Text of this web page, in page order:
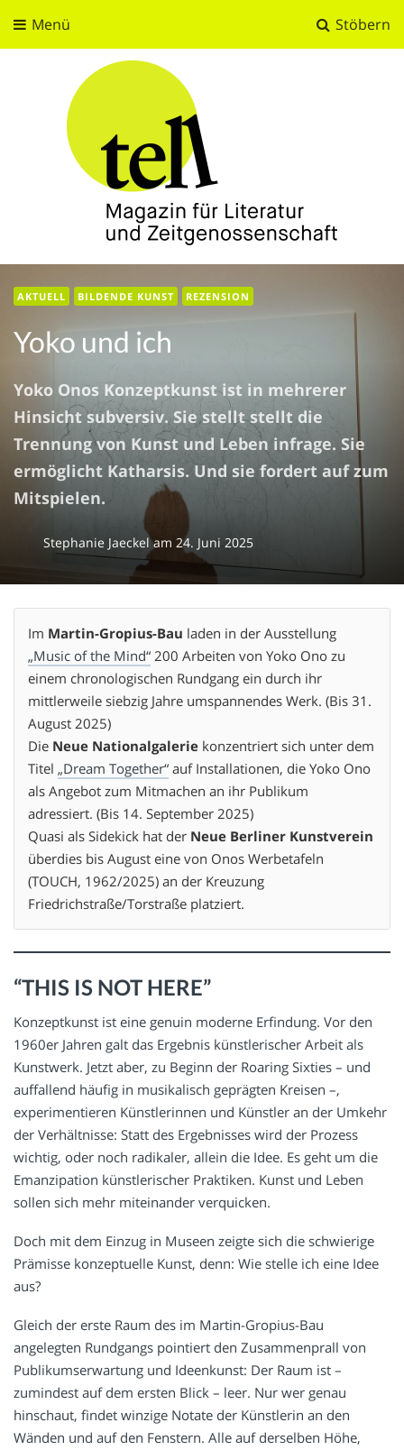
Stöbern
Menü
tell
Magazin für Literatur und Zeitgenossenschaft
AKTUELL BILDENDE KUNST REZENSION
Yoko und ich
Yoko Onos Konzeptkunst ist in mehrerer
Hinsicht subversiv. Sie stellt stellt die
Trennung von Kunst und Leben infrage. Sie
ermöglicht Katharsis. Und sie fordert auf zum
Mitspielen.
Stephanie Jaeckelam 24. Juni 2025
Im Martin-Gropius-Bau laden in der Ausstellung
„Music of the Mind“ 200 Arbeiten von Yoko Ono zu
einem chronologischen Rundgang ein durch ihr
mittlerweile siebzig Jahre umspannendes Werk. (Bis 31.
August 2025)
Die Neue Nationalgalerie konzentriert sich unter dem
Titel „Dream Together“ auf Installationen, die Yoko Ono
als Angebot zum Mitmachen an ihr Publikum
adressiert. (Bis 14. September 2025)
Quasi als Sidekick hat der Neue Berliner Kunstverein
überdies bis August eine von Onos Werbetafeln
(TOUCH, 1962/2025) an der Kreuzung
Friedrichstraße/Torstraße platziert.
“THIS IS NOT HERE”
Konzeptkunst ist eine genuin moderne Erfindung. Vor den
1960er Jahren galt das Ergebnis künstlerischer Arbeit als
Kunstwerk. Jetzt aber, zu Beginn der Roaring Sixties – und
auffallend häufig in musikalisch geprägten Kreisen –,
experimentieren Künstlerinnen und Künstler an der Umkehr
der Verhältnisse: Statt des Ergebnisses wird der Prozess
wichtig, oder noch radikaler, allein die Idee. Es geht um die
Emanzipation künstlerischer Praktiken. Kunst und Leben
sollen sich mehr miteinander verquicken.
Doch mit dem Einzug in Museen zeigte sich die schwierige
Prämisse konzeptuelle Kunst, denn: Wie stelle ich eine Idee
aus?
Gleich der erste Raum des im Martin-Gropius-Bau
angelegten Rundgangs pointiert den Zusammenprall von
Publikumserwartung und Ideenkunst: Der Raum ist –
zumindest auf dem ersten Blick – leer. Nur wer genau
hinschaut, findet winzige Notate der Künstlerin an den
Wänden und auf den Fenstern. Alle auf derselben Höhe,